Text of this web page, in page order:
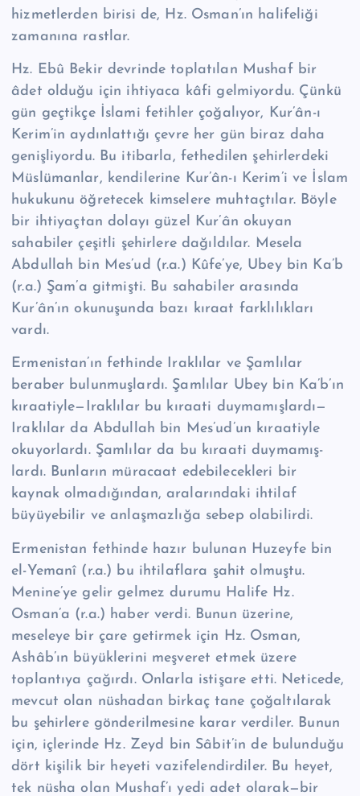
hizmetlerden birisi de, Hz. Osman’ın halifeliği
zamanına rastlar.
Hz. Ebû Bekir devrinde toplatılan Mushaf bir
âdet olduğu için ihtiyaca kâfi gelmiyordu. Çünkü
gün geçtikçe İslami fetihler çoğalıyor, Kur’ân-ı
Kerim’in aydınlattığı çevre her gün biraz daha
genişliyordu. Bu itibarla, fethedilen şehir­lerdeki
Müslümanlar, kendilerine Kur’ân-ı Kerim’i ve İslam
hukukunu öğrete­cek kimselere muhtaçtılar. Böyle
bir ihtiyaçtan dolayı güzel Kur’ân okuyan
sahabiler çeşitli şehirlere dağıldılar. Mesela
Abdullah bin Mes’ud (r.a.) Kûfe’ye, Ubey bin Ka’b
(r.a.) Şam’a gitmişti. Bu sahabiler arasında
Kur’ân’ın okunuşun­da bazı kıraat farklılıkları
vardı.
Ermenistan’ın fethinde Iraklılar ve Şamlılar
beraber bulunmuşlardı. Şamlılar Ubey bin Ka’b’ın
kıraatiyle—Iraklılar bu kıraati duymamışlardı—
Iraklılar da Ab­dullah bin Mes’ud’un kıraatiyle
okuyorlardı. Şamlılar da bu kıraati duymamış­
lardı. Bunların müracaat edebilecekleri bir
kaynak olmadığından, aralarındaki ihtilaf
büyüyebilir ve anlaşmazlığa sebep olabilirdi.
Ermenistan fethinde hazır bulunan Huzeyfe bin
el-Yemanî (r.a.) bu ihtilafla­ra şahit olmuştu.
Menine’ye gelir gelmez durumu Halife Hz.
Osman’a (r.a.) ha­ber verdi. Bunun üzerine,
meseleye bir çare getirmek için Hz. Osman,
Ashâb’ın büyüklerini meşveret etmek üzere
toplantıya çağırdı. Onlarla istişare etti. Neti­cede,
mevcut olan nüshadan birkaç tane çoğaltılarak
bu şehirlere gönderilmesi­ne karar verdiler. Bunun
için, içlerinde Hz. Zeyd bin Sâbit’in de bulunduğu
dört kişilik bir heyeti vazifelendirdiler. Bu heyet,
tek nüsha olan Mushaf’ı yedi adet olarak—bir